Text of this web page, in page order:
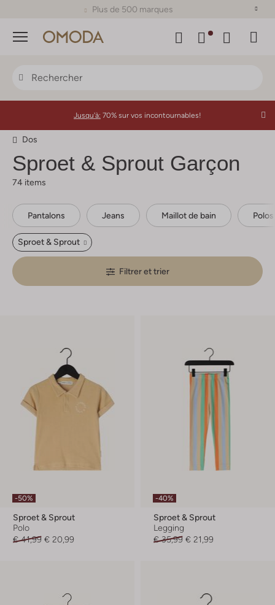
Plus de 500 marques
Menu
Jusqu'à: 70% sur vos incontournables!
Dos
Sproet & Sprout Garçon
74 items
Pantalons Jeans Maillot de bain
Sproet & Sprout
Filtrer et trier
-50%
Sproet & Sprout
Polo
€ 41,99 € 20,99
-40%
Sproet & Sprout
Legging
€ 35,99 € 21,99